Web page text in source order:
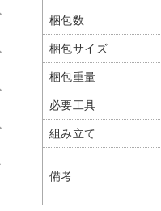
梱包数
梱包サイズ
梱包重量
必要工具
組み立て
備考